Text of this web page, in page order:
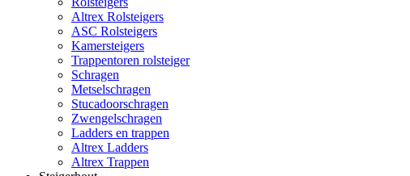
Altrex Rolsteigers
ASC Rolsteigers
Kamersteigers
Trappentoren rolsteiger
Schragen
Metselschragen
Stucadoorschragen
Zwengelschragen
Ladders en trappen
Altrex Ladders
Altrex Trappen